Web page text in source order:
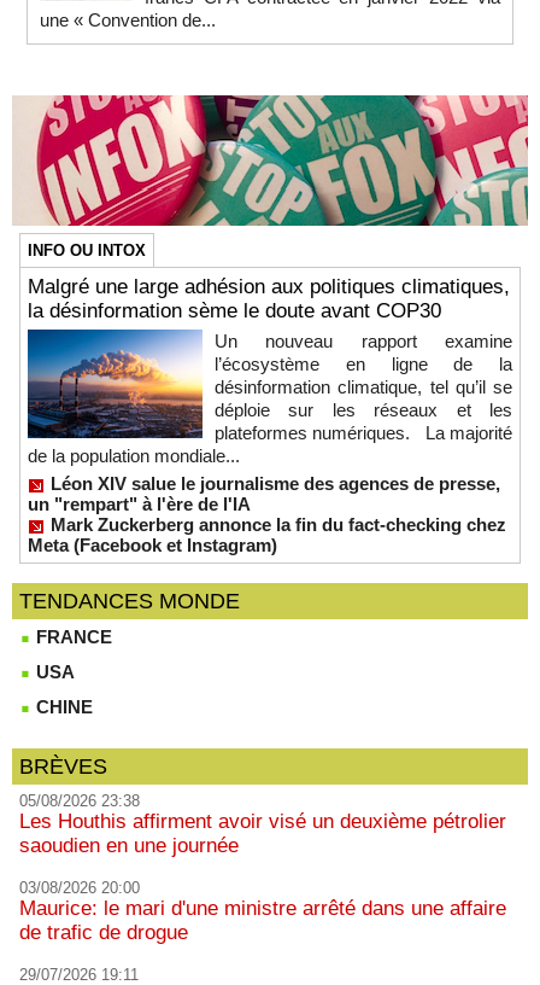
une « Convention de...
INFO OU INTOX
Malgré une large adhésion aux politiques climatiques,
la désinformation sème le doute avant COP30
Un nouveau rapport examine
l’écosystème en ligne de la
désinformation climatique, tel qu’il se
déploie sur les réseaux et les
plateformes numériques. La majorité
de la population mondiale...
Léon XIV salue le journalisme des agences de presse,
un "rempart" à l'ère de l'IA
Mark Zuckerberg annonce la fin du fact-checking chez
Meta (Facebook et Instagram)
TENDANCES MONDE
FRANCE
USA
CHINE
BRÈVES
05/08/2026 23:38
Les Houthis affirment avoir visé un deuxième pétrolier
saoudien en une journée
03/08/2026 20:00
Maurice: le mari d'une ministre arrêté dans une affaire
de trafic de drogue
29/07/2026 19:11